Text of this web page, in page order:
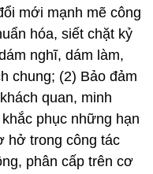
mới mạnh mẽ công
hóa, siết chặt kỷ
nghĩ, dám làm,
chung; (2) Bảo đảm
quan, minh
phục những hạn
hở trong công tác
phân cấp trên cơ